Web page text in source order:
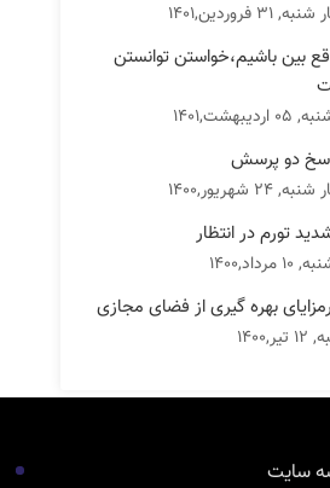
31 فروردین,1401
بین باشیم،خواستن توانستن
دو پرسش
24 شهریور,1400
تورم در انتظار
مرداد,1400
بهره گیری از فضای مجازی
سایت